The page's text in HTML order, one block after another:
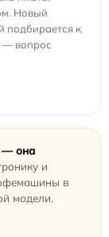
Новый
к
— вопрос
— она
и
в
модели.